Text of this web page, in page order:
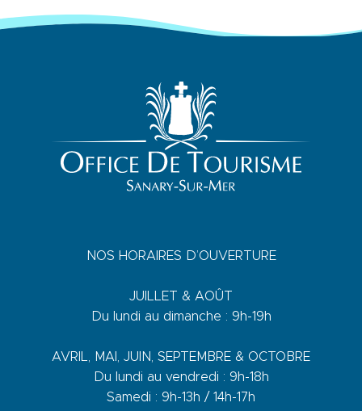
NOS HORAIRES D’OUVERTURE
JUILLET & AOÛT
Du lundi au dimanche : 9h-19h
AVRIL, MAI, JUIN, SEPTEMBRE & OCTOBRE
Du lundi au vendredi : 9h-18h
Samedi : 9h-13h / 14h-17h